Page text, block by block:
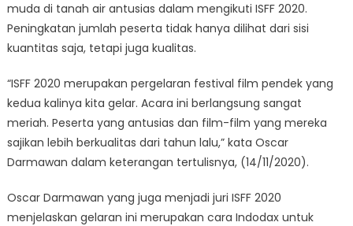
muda di tanah air antusias dalam mengikuti ISFF 2020.
Peningkatan jumlah peserta tidak hanya dilihat dari sisi
kuantitas saja, tetapi juga kualitas.
“ISFF 2020 merupakan pergelaran festival film pendek yang
kedua kalinya kita gelar. Acara ini berlangsung sangat
meriah. Peserta yang antusias dan film-film yang mereka
sajikan lebih berkualitas dari tahun lalu,” kata Oscar
Darmawan dalam keterangan tertulisnya, (14/11/2020).
Oscar Darmawan yang juga menjadi juri ISFF 2020
menjelaskan gelaran ini merupakan cara Indodax untuk